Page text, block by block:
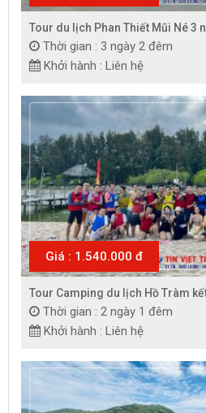
Tour du lịch Phan Thiết Mũi Né 3
Thời gian : 3 ngày 2 đêm
Khởi hành : Liên hệ
Giá : 1.540.000 đ
Tour Camping du lịch Hồ Tràm
Thời gian : 2 ngày 1 đêm
Khởi hành : Liên hệ